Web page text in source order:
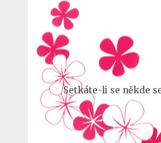
Přeskočit
obsah
(stiskněte
Enter)
Setkáte-li se někde